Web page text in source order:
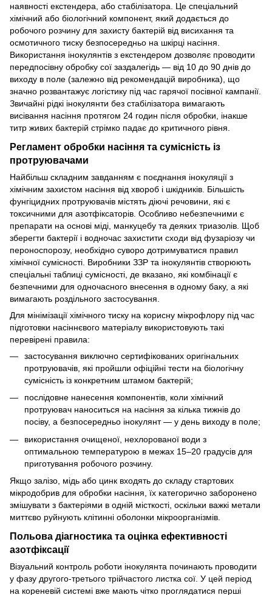
наявності екстендера, або стабілізатора. Це спеціальний
хімічний або біологічний компонент, який додається до
робочого розчину для захисту бактерій від висихання та
осмотичного тиску безпосередньо на шкірці насіння.
Використання інокулянтів з екстендером дозволяє проводити
передпосівну обробку сої заздалегідь — від 10 до 90 днів до
виходу в поле (залежно від рекомендацій виробника), що
значно розвантажує логістику під час гарячої посівної кампанії.
Звичайні рідкі інокулянти без стабілізатора вимагають
висівання насіння протягом 24 годин після обробки, інакше
титр живих бактерій стрімко падає до критичного рівня.
Регламент обробки насіння та сумісність із
протруювачами
Найбільш складним завданням є поєднання інокуляції з
хімічним захистом насіння від хвороб і шкідників. Більшість
фунгіцидних протруювачів містять діючі речовини, які є
токсичними для азотфіксаторів. Особливо небезпечними є
препарати на основі міді, манкуцебу та деяких триазолів. Щоб
зберегти бактерії і водночас захистити сходи від фузаріозу чи
пероноспорозу, необхідно суворо дотримуватися правил
хімічної сумісності. Виробники ЗЗР та інокулянтів створюють
спеціальні таблиці сумісності, де вказано, які комбінації є
безпечними для одночасного внесення в одному баку, а які
вимагають роздільного застосування.
Для мінімізації хімічного тиску на корисну мікрофлору під час
підготовки насіннєвого матеріалу використовують такі
перевірені правила:
застосування виключно сертифікованих оригінальних
протруювачів, які пройшли офіційні тести на біологічну
сумісність із конкретним штамом бактерій;
послідовне нанесення компонентів, коли хімічний
протруювач наноситься на насіння за кілька тижнів до
посіву, а безпосередньо інокулянт — у день виходу в поле;
використання очищеної, нехлорованої води з
оптимальною температурою в межах 15–20 градусів для
приготування робочого розчину.
Якщо залізо, мідь або цинк входять до складу стартових
мікродобрив для обробки насіння, їх категорично заборонено
змішувати з бактеріями в одній місткості, оскільки важкі метали
миттєво руйнують клітинні оболонки мікроорганізмів.
Польова діагностика та оцінка ефективності
азотфіксації
Візуальний контроль роботи інокулянта починають проводити
у фазу другого-третього трійчастого листка сої. У цей період
на кореневій системі вже мають чітко проглядатися перші